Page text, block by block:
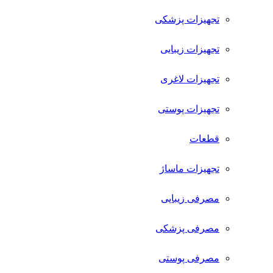
تجهیزات پزشکی
تجهیزات زیبایی
تجهیزات لاغری
تجهیزات پوستی
قطعات
تجهیزات ماساژ
مصرفی زیبایی
مصرفی پزشکی
مصرفی پوستی